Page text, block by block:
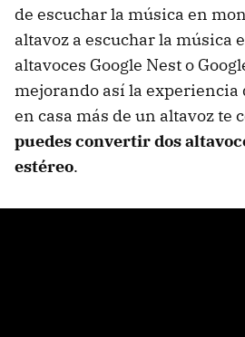
de escuchar la música en
altavoz a escuchar la música
altavoces Google Nest o
mejorando así la experiencia
en casa más de un altavoz te
puedes convertir dos
estéreo.